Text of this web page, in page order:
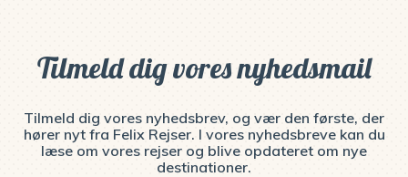
Tilmeld dig vores nyhedsmail
Tilmeld dig vores nyhedsbrev, og vær den første, der
hører nyt fra Felix Rejser. I vores nyhedsbreve kan du
læse om vores rejser og blive opdateret om nye
destinationer.